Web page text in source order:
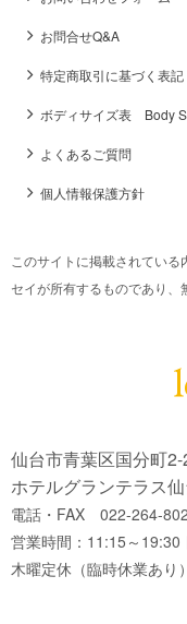
お問合せQ&A
特定商取引に基づく表記
ボディサイズ表 Body
よくあるご質問
個人情報保護方針
このサイトに掲載されてい
セイが所有するものであり、
仙台市青葉区国分町2-
ホテルグランテラス
電話・FAX 022-264-
営業時間：11:15～19:30
木曜定休（臨時休業あり）